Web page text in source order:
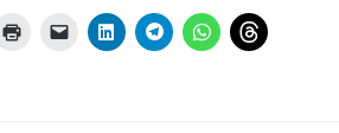
Clique
para
Clique
para
Clique
para
Clique
para
Clique
para
Clique
para